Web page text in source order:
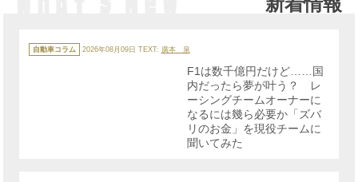
カ
テ
ゴ
自動車コラム 2026年08月09日 TEXT: 廣本 泉
F1は数千億円だけど……国
内だったら夢が叶う？ レ
ーシングチームオーナーに
なるには幾ら必要か「ズバ
リのお金」を現役チームに
聞いてみた